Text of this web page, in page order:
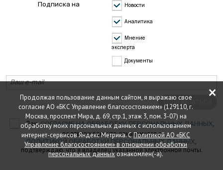
Продолжая пользование данным сайтом, я выражаю свое
согласие АО «БКС Управление благосостоянием» (129110, г.
Москва, проспект Мира, д. 69, стр.1, этаж 3, пом. 3-07) на
обработку моих персональных данных с использованием
интернет-сервисов Яндекс Метрика. СПолитикой АО «БКС
Управление благосостоянием» в отношении обработки
персональных данныхознакомлен(-а).
×
Подписка на Новости
Аналитика
Мнение
эксперта
Документы
ДаюСОГЛАСИЕ НА ОБРАБОТКУ ПЕРСОНАЛЬНЫХ ДАННЫХ,
подтверждаю, что ознакомился с
ПОЛИТИКОЙ ОБРАБОТКИ ПЕРСОНАЛЬНЫХ ДАННЫХ,
подтверждаю, что я владелец указанной электронной почты.